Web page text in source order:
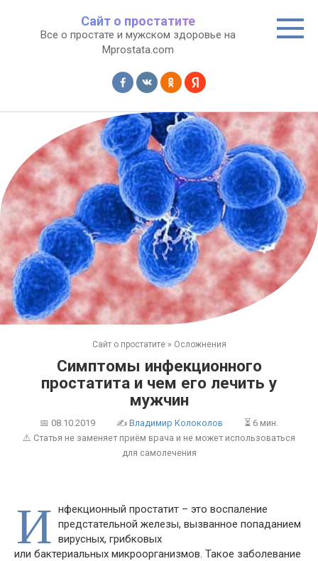
контенту
Сайт о простатите
Все о простате и мужском здоровье на
Mprostata.com
Сайт о простатите » Осложнения
Симптомы инфекционного
простатита и чем его лечить у
мужчин
📅 08.10.2019 ✍ Владимир Колоколов
⏳ 6 мин.
⚠️ Статья не заменяет приём врача и не может использоваться
для самолечения
И нфекционный простатит – это воспаление
предстательной железы, вызванное попаданием
вирусных, грибковых
или бактериальных микроорганизмов. Такое заболевание